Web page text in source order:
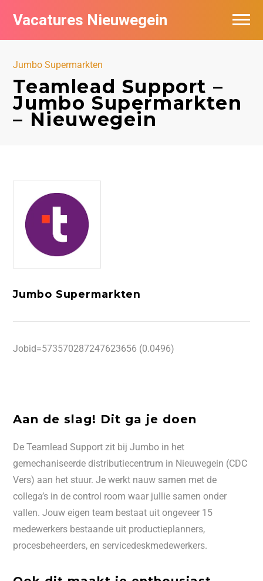
Vacatures Nieuwegein
Jumbo Supermarkten
Teamlead Support –
Jumbo Supermarkten
– Nieuwegein
Jumbo Supermarkten
Jobid=573570287247623656 (0.0496)
Aan de slag! Dit ga je doen
De Teamlead Support zit bij Jumbo in het
gemechaniseerde distributiecentrum in Nieuwegein (CDC
Vers) aan het stuur. Je werkt nauw samen met de
collega’s in de control room waar jullie samen onder
vallen. Jouw eigen team bestaat uit ongeveer 15
medewerkers bestaande uit productieplanners,
procesbeheerders, en servicedeskmedewerkers.
Vacatures per bedrijf in Nieuwegein